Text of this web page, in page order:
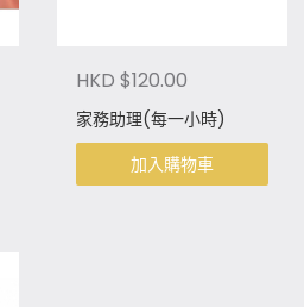
HKD $120.00
家務助理(每一小時)
加入購物車